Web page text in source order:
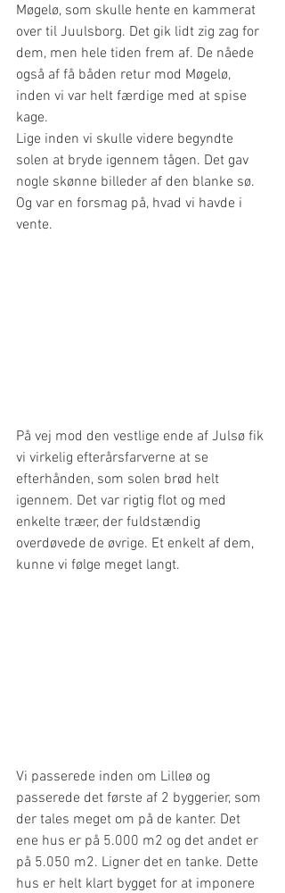
Møgelø, som skulle hente en kammerat
over til Juulsborg. Det gik lidt zig zag for
dem, men hele tiden frem af. De nåede
også af få båden retur mod Møgelø,
inden vi var helt færdige med at spise
kage.
Lige inden vi skulle videre begyndte
solen at bryde igennem tågen. Det gav
nogle skønne billeder af den blanke sø.
Og var en forsmag på, hvad vi havde i
vente.
På vej mod den vestlige ende af Julsø fik
vi virkelig efterårsfarverne at se
efterhånden, som solen brød helt
igennem. Det var rigtig flot og med
enkelte træer, der fuldstændig
overdøvede de øvrige. Et enkelt af dem,
kunne vi følge meget langt.
Vi passerede inden om Lilleø og
passerede det første af 2 byggerier, som
der tales meget om på de kanter. Det
ene hus er på 5.000 m2 og det andet er
på 5.050 m2. Ligner det en tanke. Dette
hus er helt klart bygget for at imponere